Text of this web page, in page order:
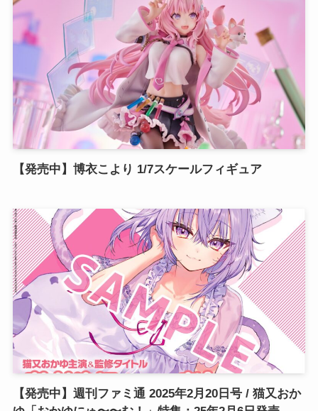
【発売中】博衣こより 1/7スケールフィギュア
【発売中】週刊ファミ通 2025年2月20日号 / 猫又おか